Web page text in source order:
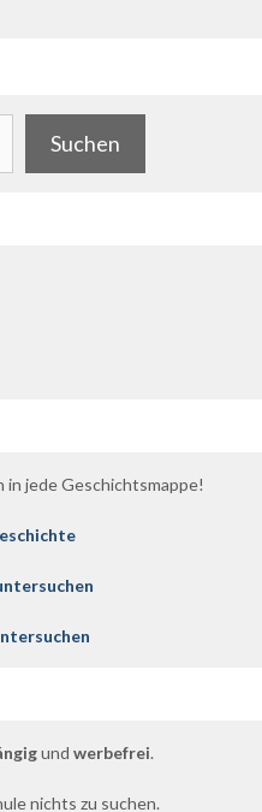
Suchen
jede Geschichtsmappe!
und werbefrei.
nichts zu suchen.